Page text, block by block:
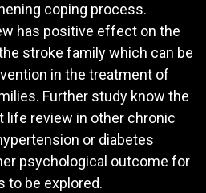
coping process.
has positive effect on the
stroke family which can be
in the treatment of
Further study know the
review in other chronic
or diabetes
psychological outcome for
to be explored.